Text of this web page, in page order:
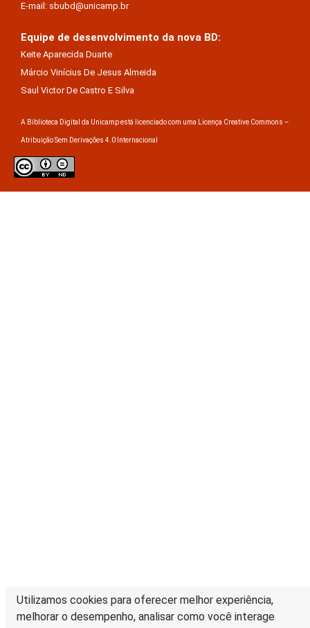
Utilizamos cookies para oferecer melhor experiência,
melhorar o desempenho, analisar como você interage
E-mail: sbubd@unicamp.br
Equipe de desenvolvimento da nova BD:
Keite Aparecida Duarte
Márcio Vinícius De Jesus Almeida
Saul Victor De Castro E Silva
A Biblioteca Digital da Unicamp está licenciado com uma Licença Creative Commons –
Atribuição Sem Derivações 4.0 Internacional